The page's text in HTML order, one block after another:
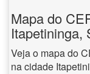
Mapa do
Itapetininga,
Veja o mapa do
na cidade